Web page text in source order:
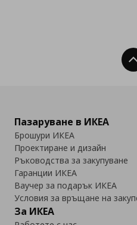
Пазаруване в ИКЕА
Брошури ИКЕА
Проектиране и дизайн
Ръководства за закупуване
Гаранции ИКЕА
Ваучер за подарък ИКЕА
Условия за връщане на
За ИКЕА